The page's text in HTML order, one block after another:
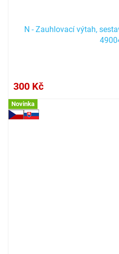
N - Zauhlovací výtah,
300 Kč
Novinka